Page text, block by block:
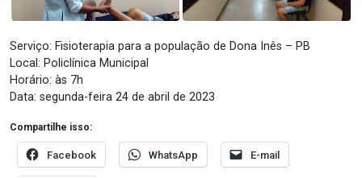
Serviço: Fisioterapia para a população de Dona Inês – PB
Local: Policlínica Municipal
Horário: às 7h
Data: segunda-feira 24 de abril de 2023
Compartilhe isso:
Facebook WhatsApp E-mail